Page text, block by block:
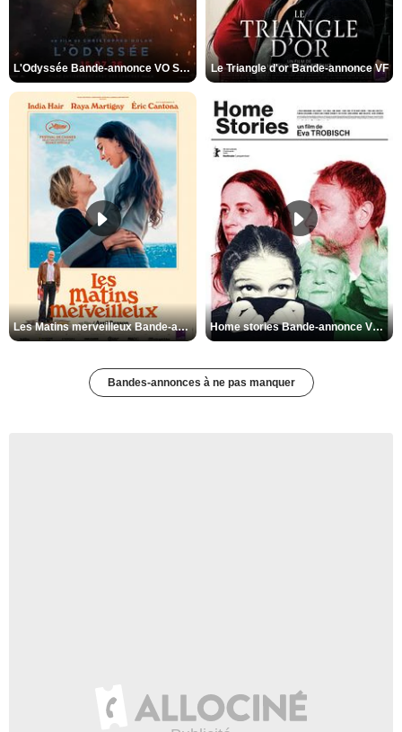
L'Odyssée Bande-annonce VO STFR Le Triangle d'or Bande-annonce VF
Les Matins merveilleux Bande-annonce VF Home stories Bande-annonce VO STFR
Bandes-annonces à ne pas manquer